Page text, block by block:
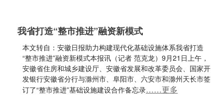
我省打造“整市推进”融资新模式
本文转自：安徽日报助力构建现代化基础设施体系我省打造
“整市推进”融资新模式本报讯（记者 范克龙）9月21日上午，
安徽省住房和城乡建设厅、安徽省发展和改革委员会、国家开
发银行安徽省分行与滁州市、阜阳市、六安市和滁州天长市签
订了“整市推进”基础设施建设合作备忘录……更多